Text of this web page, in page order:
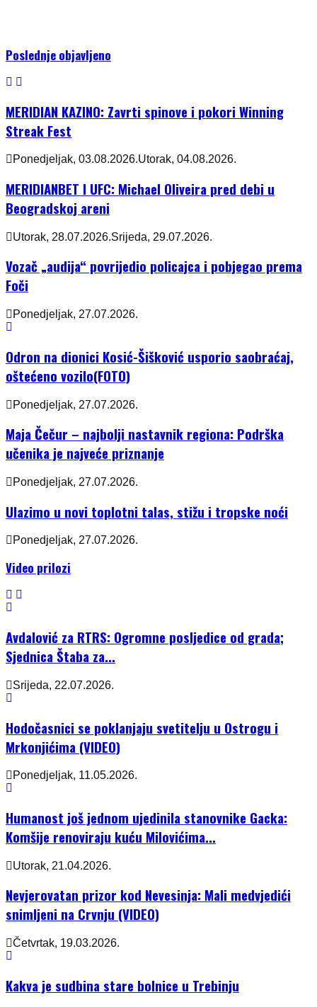
Poslednje objavljeno
MERIDIAN KAZINO: Zavrti spinove i pokori Winning
Streak Fest
Ponedjeljak, 03.08.2026.Utorak, 04.08.2026.
MERIDIANBET I UFC: Michael Oliveira pred debi u
Beogradskoj areni
Utorak, 28.07.2026.Srijeda, 29.07.2026.
Vozač „audija“ povrijedio policajca i pobjegao prema
Foči
Ponedjeljak, 27.07.2026.
Odron na dionici Kosić-Šišković usporio saobraćaj,
oštećeno vozilo(FOTO)
Ponedjeljak, 27.07.2026.
Maja Čečur – najbolji nastavnik regiona: Podrška
učenika je najveće priznanje
Ponedjeljak, 27.07.2026.
Ulazimo u novi toplotni talas, stižu i tropske noći
Ponedjeljak, 27.07.2026.
Video prilozi
Avdalović za RTRS: Ogromne posljedice od grada;
Sjednica Štaba za...
Srijeda, 22.07.2026.
Hodočasnici se poklanjaju svetitelju u Ostrogu i
Mrkonjićima (VIDEO)
Ponedjeljak, 11.05.2026.
Humanost još jednom ujedinila stanovnike Gacka:
Komšije renoviraju kuću Milovićima...
Utorak, 21.04.2026.
Nevjerovatan prizor kod Nevesinja: Mali medvjedići
snimljeni na Crvnju (VIDEO)
Četvrtak, 19.03.2026.
Kakva je sudbina stare bolnice u Trebinju